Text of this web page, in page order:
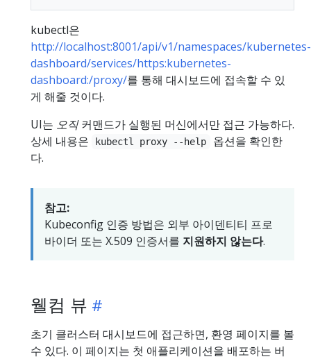
kubectl은
http://localhost:8001/api/v1/namespaces/kubernetes-
dashboard/services/https:kubernetes-
dashboard:/proxy/를 통해 대시보드에 접속할 수 있
게 해줄 것이다.
UI는 오직커맨드가 실행된 머신에서만 접근 가능하다.
상세 내용은
kubectl proxy --help
옵션을 확인한
다.
참고:
Kubeconfig 인증 방법은 외부 아이덴티티 프로
바이더 또는 X.509 인증서를 지원하지 않는다.
웰컴 뷰
초기 클러스터 대시보드에 접근하면, 환영 페이지를 볼
수 있다. 이 페이지는 첫 애플리케이션을 배포하는 버